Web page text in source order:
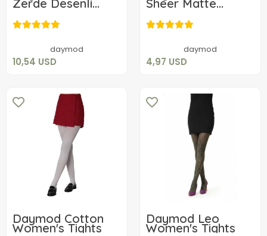
Zerde Desenli
Micro Külotlu
Çorap
daymod
10,54 USD
10,54 USD
Sheer Matte
Women's Tights
daymod
4,97 USD
4,97 USD
Daymod Cotton
Women's Tights
Daymod Leo
Women's Tights